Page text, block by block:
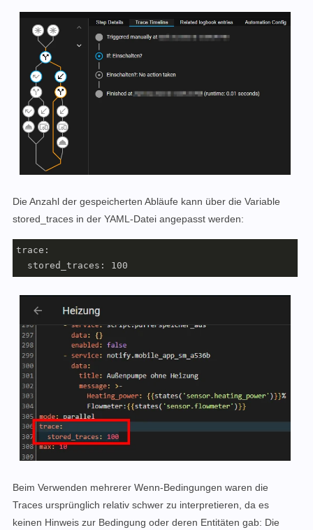
Die Anzahl der gespeicherten Abläufe kann über die Variable
stored_traces in der YAML-Datei angepasst werden:
trace:
  stored_traces: 100
Beim Verwenden mehrerer Wenn-Bedingungen waren die
Traces ursprünglich relativ schwer zu interpretieren, da es
keinen Hinweis zur Bedingung oder deren Entitäten gab: Die